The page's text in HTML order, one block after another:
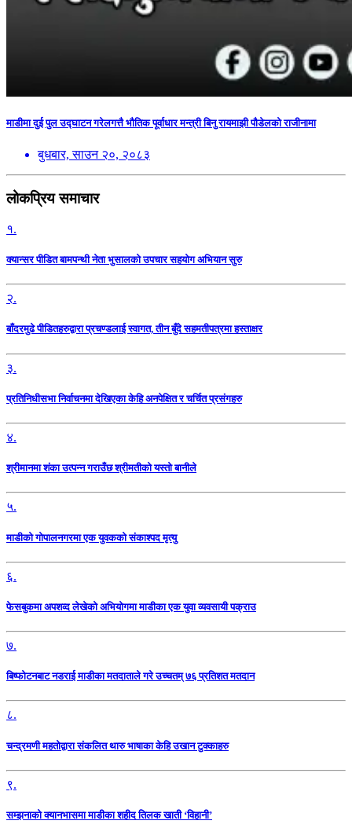
माडीमा दुई पुल उद्घाटन गरेलगत्तै भौतिक पूर्वाधार मन्त्री बिनु रायमाझी पौडेलको राजीनामा
बुधबार, साउन २०, २०८३
लोकप्रिय समाचार
१.
क्यान्सर पीडित बामपन्थी नेता भुसालकाे उपचार सहयोग अभियान सुरु
२.
बाँदरमुढे पीडितहरुद्वारा प्रचण्डलाई स्वागत, तीन बुँदे सहमतीपत्रमा हस्ताक्षर
३.
प्रतिनिधीसभा निर्वाचनमा देखिएका केहि अनपेक्षित र चर्चित प्रसंगहरु
४.
श्रीमानमा शंका उत्पन्न गराउँछ श्रीमतीको यस्तो बानीले
५.
माडीको गोपालनगरमा एक युवकको संकाश्पद मृत्यु
६.
फेसबुकमा अपशव्द लेखेको अभियोगमा माडीका एक युवा व्यवसायी पक्राउ
७.
बिष्फोटनबाट नडराई माडीका मतदाताले गरे उच्चतम् ७६ प्रतिशत मतदान
८.
चन्द्रमणी महतोद्वारा संकलित थारु भाषाका केहि उखान टुक्काहरु
९.
सम्झनाको क्यानभासमा माडीका शहीद तिलक खाती ‘विहानी’